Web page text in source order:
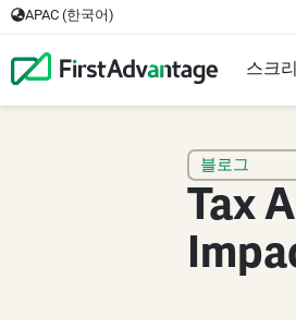
APAC (한국어)
스크
블로그
Tax